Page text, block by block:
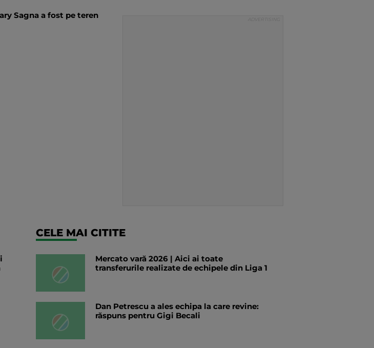
Sagna a fost pe teren
CELE MAI CITITE
Mercato vară 2026 | Aici ai toate
transferurile realizate de echipele din Liga 1
Dan Petrescu a ales echipa la care revine:
răspuns pentru Gigi Becali